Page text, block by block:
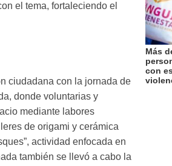
el tema, fortaleciendo el
ciudadana con la jornada de
donde voluntarias y
mediante labores
de origami y cerámica
actividad enfocada en
también se llevó a cabo la
Más
con